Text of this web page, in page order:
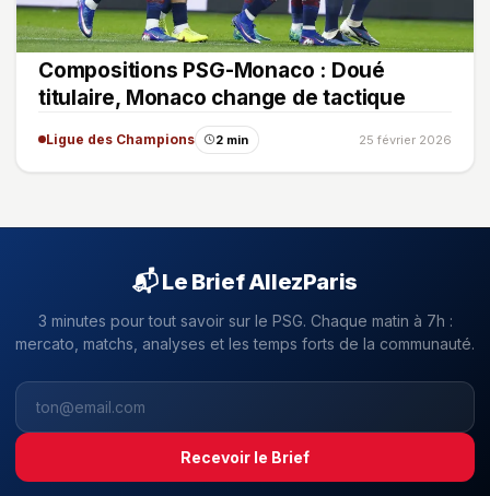
Compositions PSG-Monaco : Doué
titulaire, Monaco change de tactique
Ligue des Champions 2 min 25 février 2026
📬 Le Brief AllezParis
3 minutes pour tout savoir sur le PSG. Chaque matin à 7h :
mercato, matchs, analyses et les temps forts de la communauté.
Recevoir le Brief